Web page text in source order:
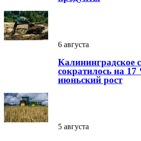
6 августа
Калининградское
сократилось на 17
июньский рост
5 августа